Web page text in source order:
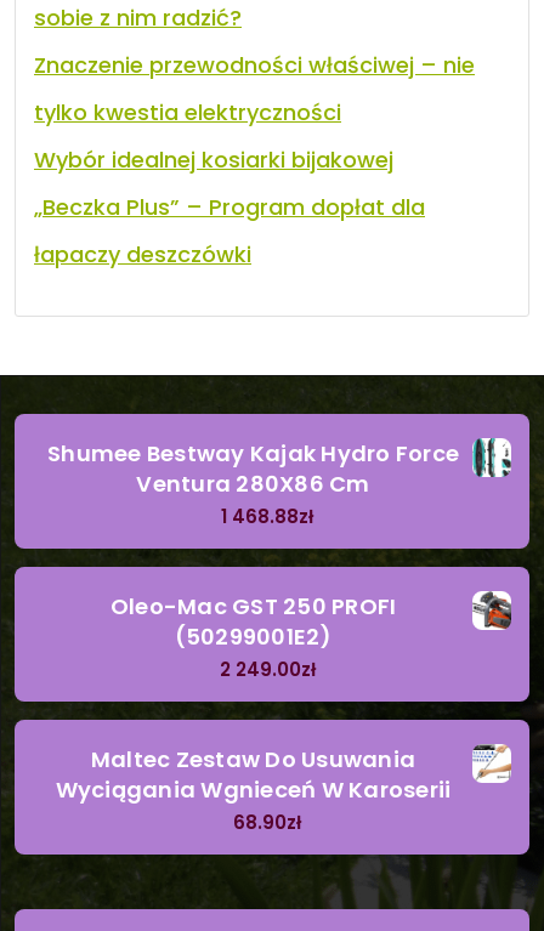
sobie z nim radzić?
Znaczenie przewodności właściwej – nie
tylko kwestia elektryczności
Wybór idealnej kosiarki bijakowej
„Beczka Plus” – Program dopłat dla
łapaczy deszczówki
Shumee Bestway Kajak Hydro Force
Ventura 280X86 Cm
1 468.88zł
Oleo-Mac GST 250 PROFI
(50299001E2)
2 249.00zł
Maltec Zestaw Do Usuwania
Wyciągania Wgnieceń W Karoserii
68.90zł